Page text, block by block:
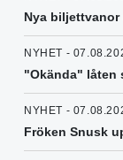
Nya
NYHET -
"Okända" låten
NYHET -
Fröken Snusk